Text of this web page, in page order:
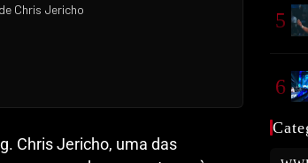
Chris Jericho
Chris Jericho, uma das
5
6